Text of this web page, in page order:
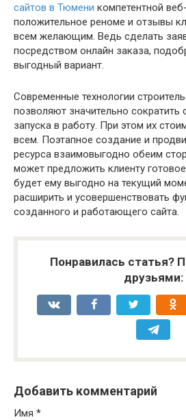
сайтов в Тюмени компетентной
положительное реноме и отзывы
всем желающим. Ведь сделать
посредством онлайн заказа,
выгодный вариант.
Современные технологии
позволяют значительно сократить
запуска в работу. При этом их
всем. Поэтапное создание и
ресурса взаимовыгодно обеим
может предложить клиенту
будет ему выгодно на текущий
расширить и усовершенствовать
созданного и работающего сайта.
Понравилась статья?
друзьями:
Добавить комментарий
Имя *